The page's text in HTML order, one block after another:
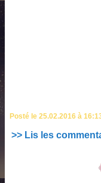
Posté le 25.02.2016 à
>> Lis les